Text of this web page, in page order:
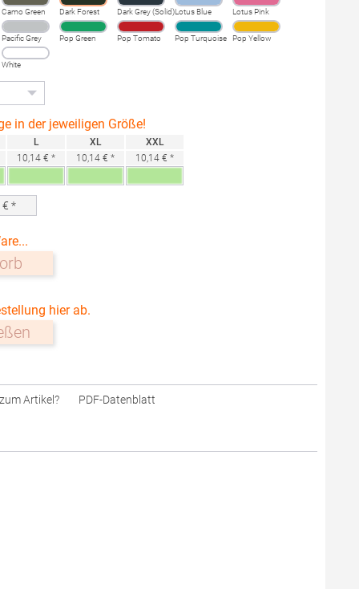
Camo Green Dark Forest Dark Grey (Solid)Lotus Blue Lotus Pink
Pacific Grey Pop Green Pop Tomato Pop Turquoise Pop Yellow
White
in der jeweiligen Größe!
L
10,14 € *
XL
10,14 € *
XXL
10,14 € *
€ *
hier ab.
Artikel? PDF-Datenblatt